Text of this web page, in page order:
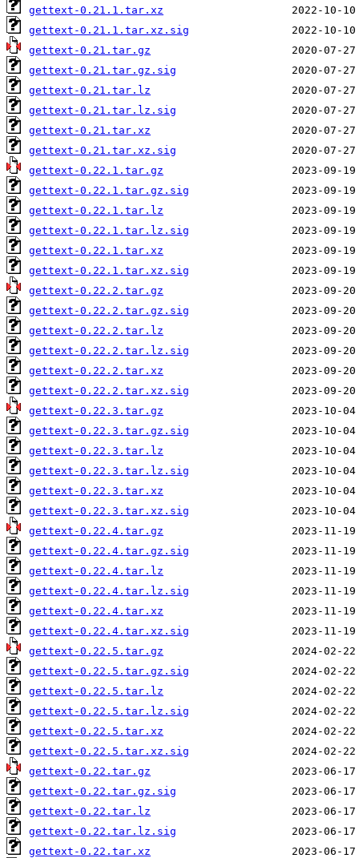
gettext-0.21.1.tar.xz
gettext-0.21.1.tar.xz.sig
gettext-0.21.tar.gz
gettext-0.21.tar.gz.sig
gettext-0.21.tar.lz
gettext-0.21.tar.lz.sig
gettext-0.21.tar.xz
gettext-0.21.tar.xz.sig
gettext-0.22.1.tar.gz
gettext-0.22.1.tar.gz.sig
gettext-0.22.1.tar.lz
gettext-0.22.1.tar.lz.sig
gettext-0.22.1.tar.xz
gettext-0.22.1.tar.xz.sig
gettext-0.22.2.tar.gz
gettext-0.22.2.tar.gz.sig
gettext-0.22.2.tar.lz
gettext-0.22.2.tar.lz.sig
gettext-0.22.2.tar.xz
gettext-0.22.2.tar.xz.sig
gettext-0.22.3.tar.gz
gettext-0.22.3.tar.gz.sig
gettext-0.22.3.tar.lz
gettext-0.22.3.tar.lz.sig
gettext-0.22.3.tar.xz
gettext-0.22.3.tar.xz.sig
gettext-0.22.4.tar.gz
gettext-0.22.4.tar.gz.sig
gettext-0.22.4.tar.lz
gettext-0.22.4.tar.lz.sig
gettext-0.22.4.tar.xz
gettext-0.22.4.tar.xz.sig
gettext-0.22.5.tar.gz
gettext-0.22.5.tar.gz.sig
gettext-0.22.5.tar.lz
gettext-0.22.5.tar.lz.sig
gettext-0.22.5.tar.xz
gettext-0.22.5.tar.xz.sig
gettext-0.22.tar.gz
gettext-0.22.tar.gz.sig
gettext-0.22.tar.lz
gettext-0.22.tar.lz.sig
gettext-0.22.tar.xz